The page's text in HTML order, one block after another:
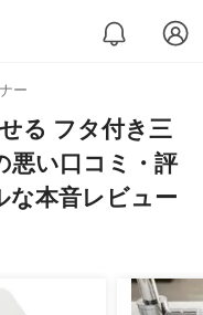
ー
る フタ付き三
悪い口コミ・評
な本音レビュー